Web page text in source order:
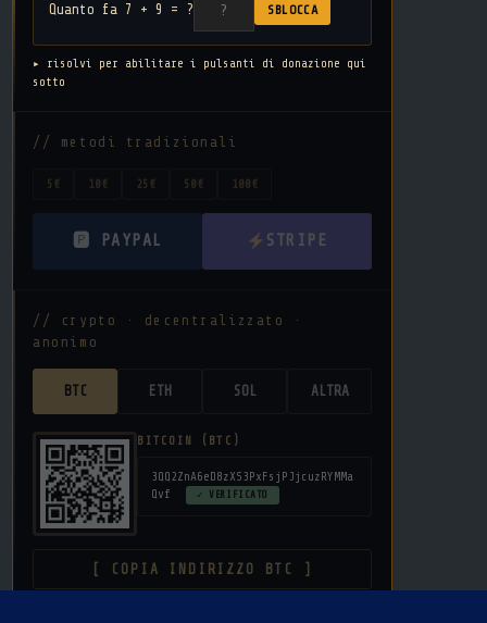
Quanto fa 7 + 9 = ? SBLOCCA
▸ risolvi per abilitare i pulsanti di donazione qui
sotto
// metodi tradizionali
5€ 10€ 25€ 50€ 100€
🅿 PAYPAL STRIPE
// crypto · decentralizzato ·
anonimo
BTC ETH SOL ALTRA
BITCOIN (BTC)
3QQ2ZnA6eD8zXS3PxFsjPJjcuzRYMMa
Qvf
✓ VERIFICATO
[ COPIA INDIRIZZO BTC ]